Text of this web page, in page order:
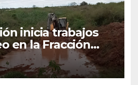
inicia trabajos
en la Fracción